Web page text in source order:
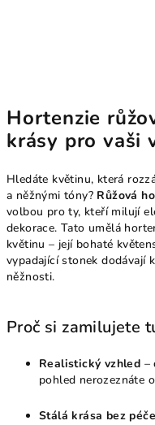
Hortenzie
krásy pro vaši
Hledáte květinu, která
a něžnými tóny? Růžová
volbou pro ty, kteří milují
dekorace. Tato umělá
květinu – její bohaté
vypadající stonek dodávají
něžnosti.
Proč si zamilujete
Realistický vzhled –
pohled nerozeznáte
Stálá krása bez péče